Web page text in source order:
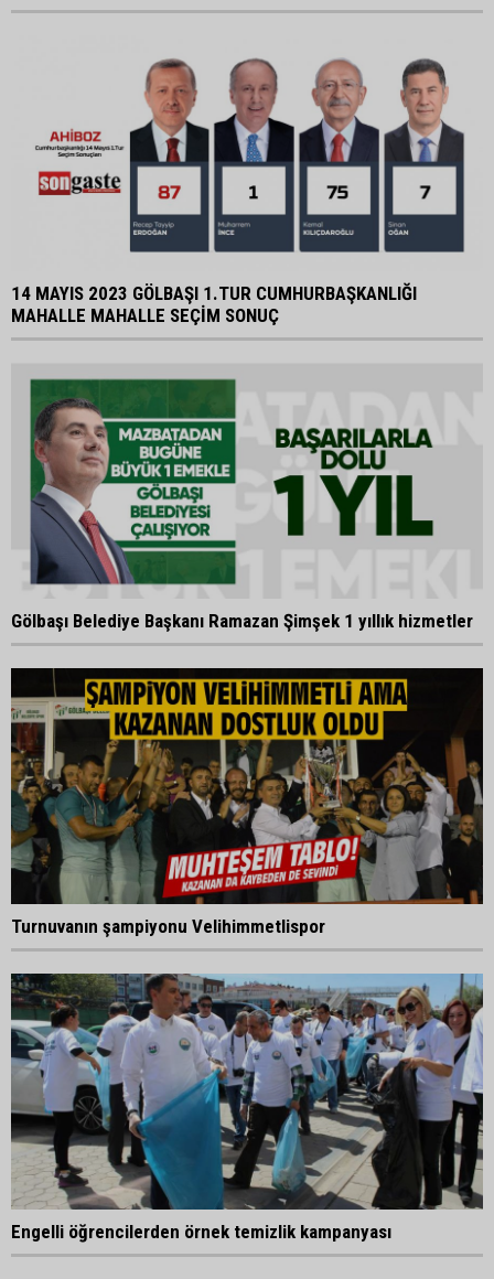
14 MAYIS 2023 GÖLBAŞI 1.TUR CUMHURBAŞKANLIĞI
MAHALLE MAHALLE SEÇİM SONUÇ
Gölbaşı Belediye Başkanı Ramazan Şimşek 1 yıllık hizmetler
Turnuvanın şampiyonu Velihimmetlispor
Engelli öğrencilerden örnek temizlik kampanyası